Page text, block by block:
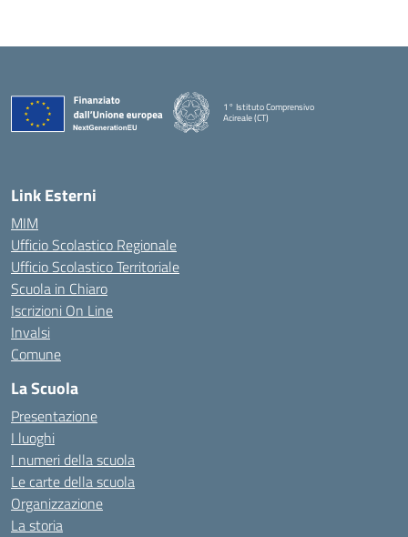
1° Istituto Comprensivo
Acireale (CT)
Link Esterni
MIM
Ufficio Scolastico Regionale
Ufficio Scolastico Territoriale
Scuola in Chiaro
Iscrizioni On Line
Invalsi
Comune
La Scuola
Presentazione
I luoghi
I numeri della scuola
Le carte della scuola
Organizzazione
La storia